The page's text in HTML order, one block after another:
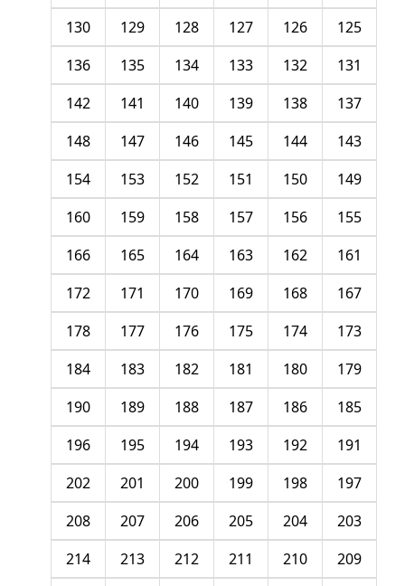
125
126
127
128
129
130
131
132
133
134
135
136
137
138
139
140
141
142
143
144
145
146
147
148
149
150
151
152
153
154
155
156
157
158
159
160
161
162
163
164
165
166
167
168
169
170
171
172
173
174
175
176
177
178
179
180
181
182
183
184
185
186
187
188
189
190
191
192
193
194
195
196
197
198
199
200
201
202
203
204
205
206
207
208
209
210
211
212
213
214